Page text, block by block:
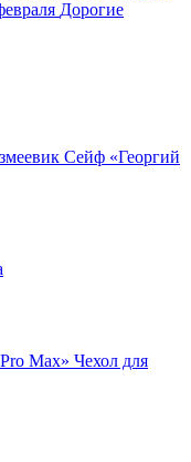
Дорогие
Сейф «Георгий
Чехол для